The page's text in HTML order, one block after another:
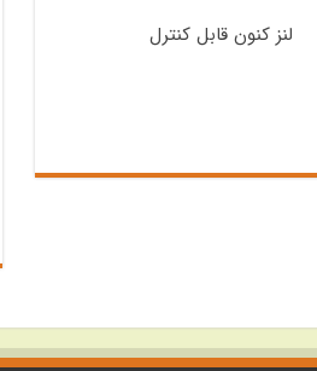
لنز کنون قابل کنترل